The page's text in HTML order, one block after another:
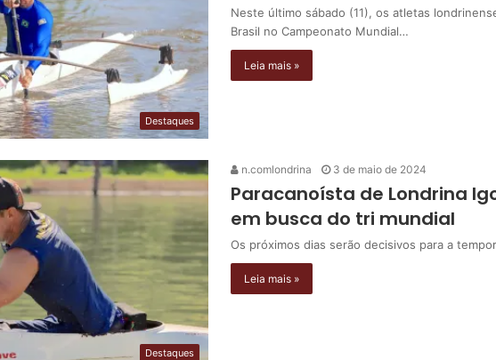
Destaques
Neste último sábado (11), os atletas
Brasil no Campeonato Mundial…
Leia mais »
Destaques
n.comlondrina 3 de maio de 2024
Paracanoísta de Londrina
em busca do tri mundial
Os próximos dias serão decisivos para a
Leia mais »